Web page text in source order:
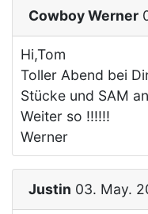
Cowboy Werner
Hi,Tom
Toller Abend bei
Stücke und SAM
Weiter so !!!!!!
Werner
Justin 03. May.